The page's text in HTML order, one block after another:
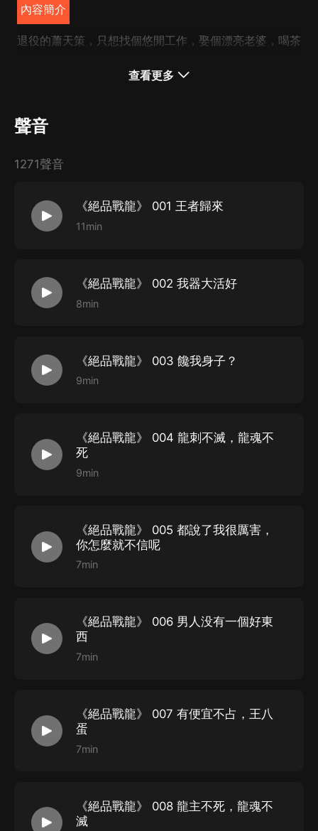
內容簡介
退役的蕭天策，只想找個悠閒工作，娶個漂亮老婆，喝茶
第一財閥：您要找工作？您看我們的董事長職位怎麼樣？
漂亮女總裁：主人，您家保姆房還有嗎？我現在就搬過
第一美女明星：老板，飯菜已做好，浴池水溫剛好，您什
STAFF
審聽：紫色清涼
對軌：沈沐
后期制作：維音工作室
1、本作品為付費有聲書，購買成功后，即可收聽。
2、版權歸原作者所有，嚴禁翻錄成任何形式，嚴禁在任
按鈕，將頁面分享至微信內使用微信支付完成購買。
4、在購買過程中，如果您有任何問題，可以按以下步驟
谘詢在線客服：
第二步：如果您無法聯系上APP內在線客服，可關注【喜
馬拉雅APP】公眾號，通過下方菜單欄里【我的-在線客
服】谘詢在線客服；
查看更多
聲音
1271聲音
《絕品戰龍》 001 王者歸來
11min
《絕品戰龍》 002 我器大活好
8min
《絕品戰龍》 003 饞我身子？
9min
《絕品戰龍》 004 龍刺不滅，龍魂不
死
9min
《絕品戰龍》 005 都說了我很厲害，
你怎麼就不信呢
7min
《絕品戰龍》 006 男人没有一個好東
西
7min
《絕品戰龍》 007 有便宜不占，王八
蛋
7min
《絕品戰龍》 008 龍主不死，龍魂不
滅